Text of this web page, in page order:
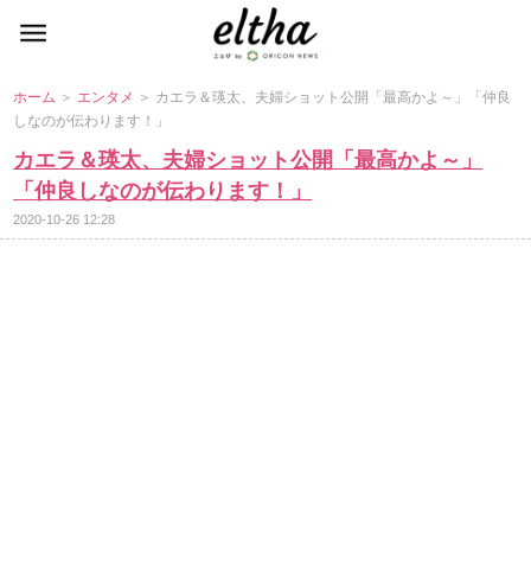
ホーム ＞ エンタメ ＞ カエラ＆瑛太、夫婦ショット公開「最高かよ～」「仲良
しなのが伝わります！」
カエラ＆瑛太、夫婦ショット公開「最高かよ～」
「仲良しなのが伝わります！」
2020-10-26 12:28